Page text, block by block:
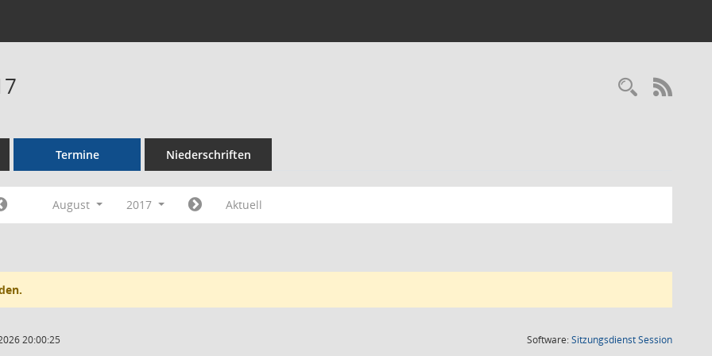
Termine Niederschriften
August 2017 Aktuell
20:00:25 Software:SitzungsdienstSession(Wird in